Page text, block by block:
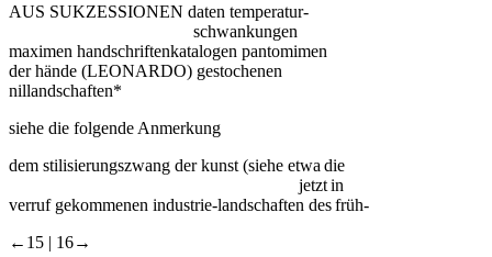
AUS SUKZESSIONEN daten temperatur-
schwankungen
maximen handschriftenkatalogen pantomimen
der hände (LEONARDO) gestochenen
nillandschaften*
siehe die folgende Anmerkung
dem stilisierungszwang der kunst (siehe etwa die
jetzt in
verruf gekommenen industrie-landschaften des früh-
←15 | 16→